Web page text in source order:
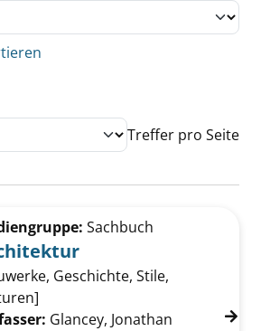
Treffer pro Seite
Details von Architektur anzeigen
Sachbuch
Geschichte, Stile,
Glancey, Jonathan Suche